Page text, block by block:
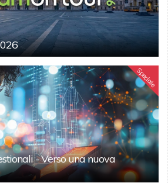
Speciale
- Verso una nuova